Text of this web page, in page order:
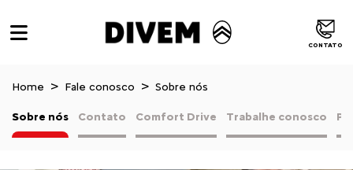
CONTATO
Home Fale conosco Sobre nós
Sobre nós Contato Comfort Drive Trabalhe conosco